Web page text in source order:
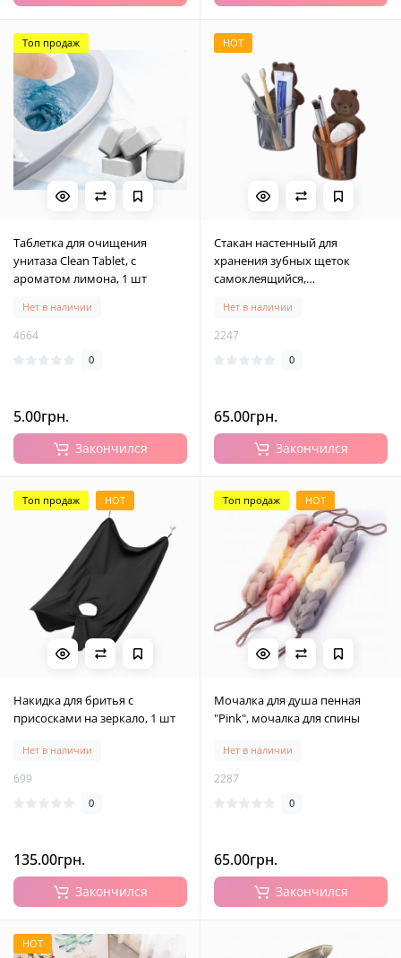
Топ продаж
Таблетка для очищения
унитаза Clean Tablet, с
ароматом лимона, 1 шт
Нет в наличии
4664
0
5.00грн.
Закончился
HOT
Стакан настенный для
хранения зубных щеток
самоклеящийся,
самоклеящийся стакан для
ванной комнаты/кухни
Нет в наличии
2247
0
65.00грн.
Закончился
Топ продаж HOT
Накидка для бритья с
присосками на зеркало, 1 шт
Нет в наличии
699
0
135.00грн.
Закончился
Топ продаж HOT
Мочалка для душа пенная
"Pink", мочалка для спины
Нет в наличии
2287
0
65.00грн.
Закончился
HOT